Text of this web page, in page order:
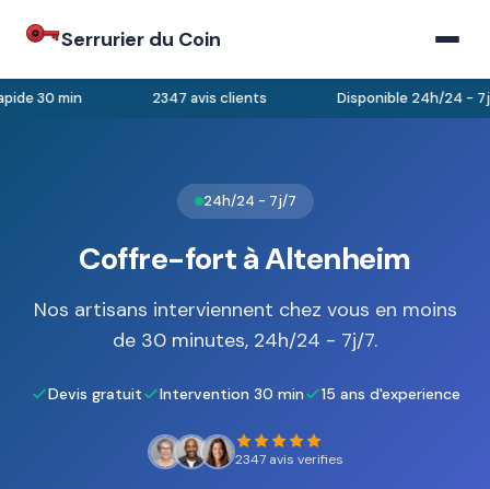
Serrurier du Coin
30 min 2347 avis clients Disponible 24h/24 - 7j/
24h/24 - 7j/7
Coffre-fort à Altenheim
Nos artisans interviennent chez vous en moins
de 30 minutes, 24h/24 - 7j/7.
Devis gratuit Intervention 30 min 15 ans d'experience
2347 avis verifies